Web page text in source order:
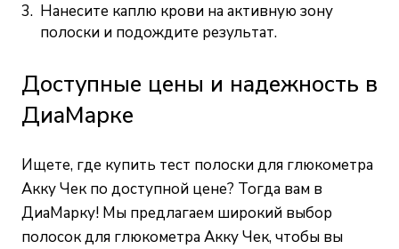
Нанесите каплю крови на активную зону
полоски и подождите результат.
Доступные цены и надежность в
ДиаМарке
Ищете, где купить тест полоски для глюкометра
Акку Чек по доступной цене? Тогда вам в
ДиаМарку! Мы предлагаем широкий выбор
полосок для глюкометра Акку Чек, чтобы вы